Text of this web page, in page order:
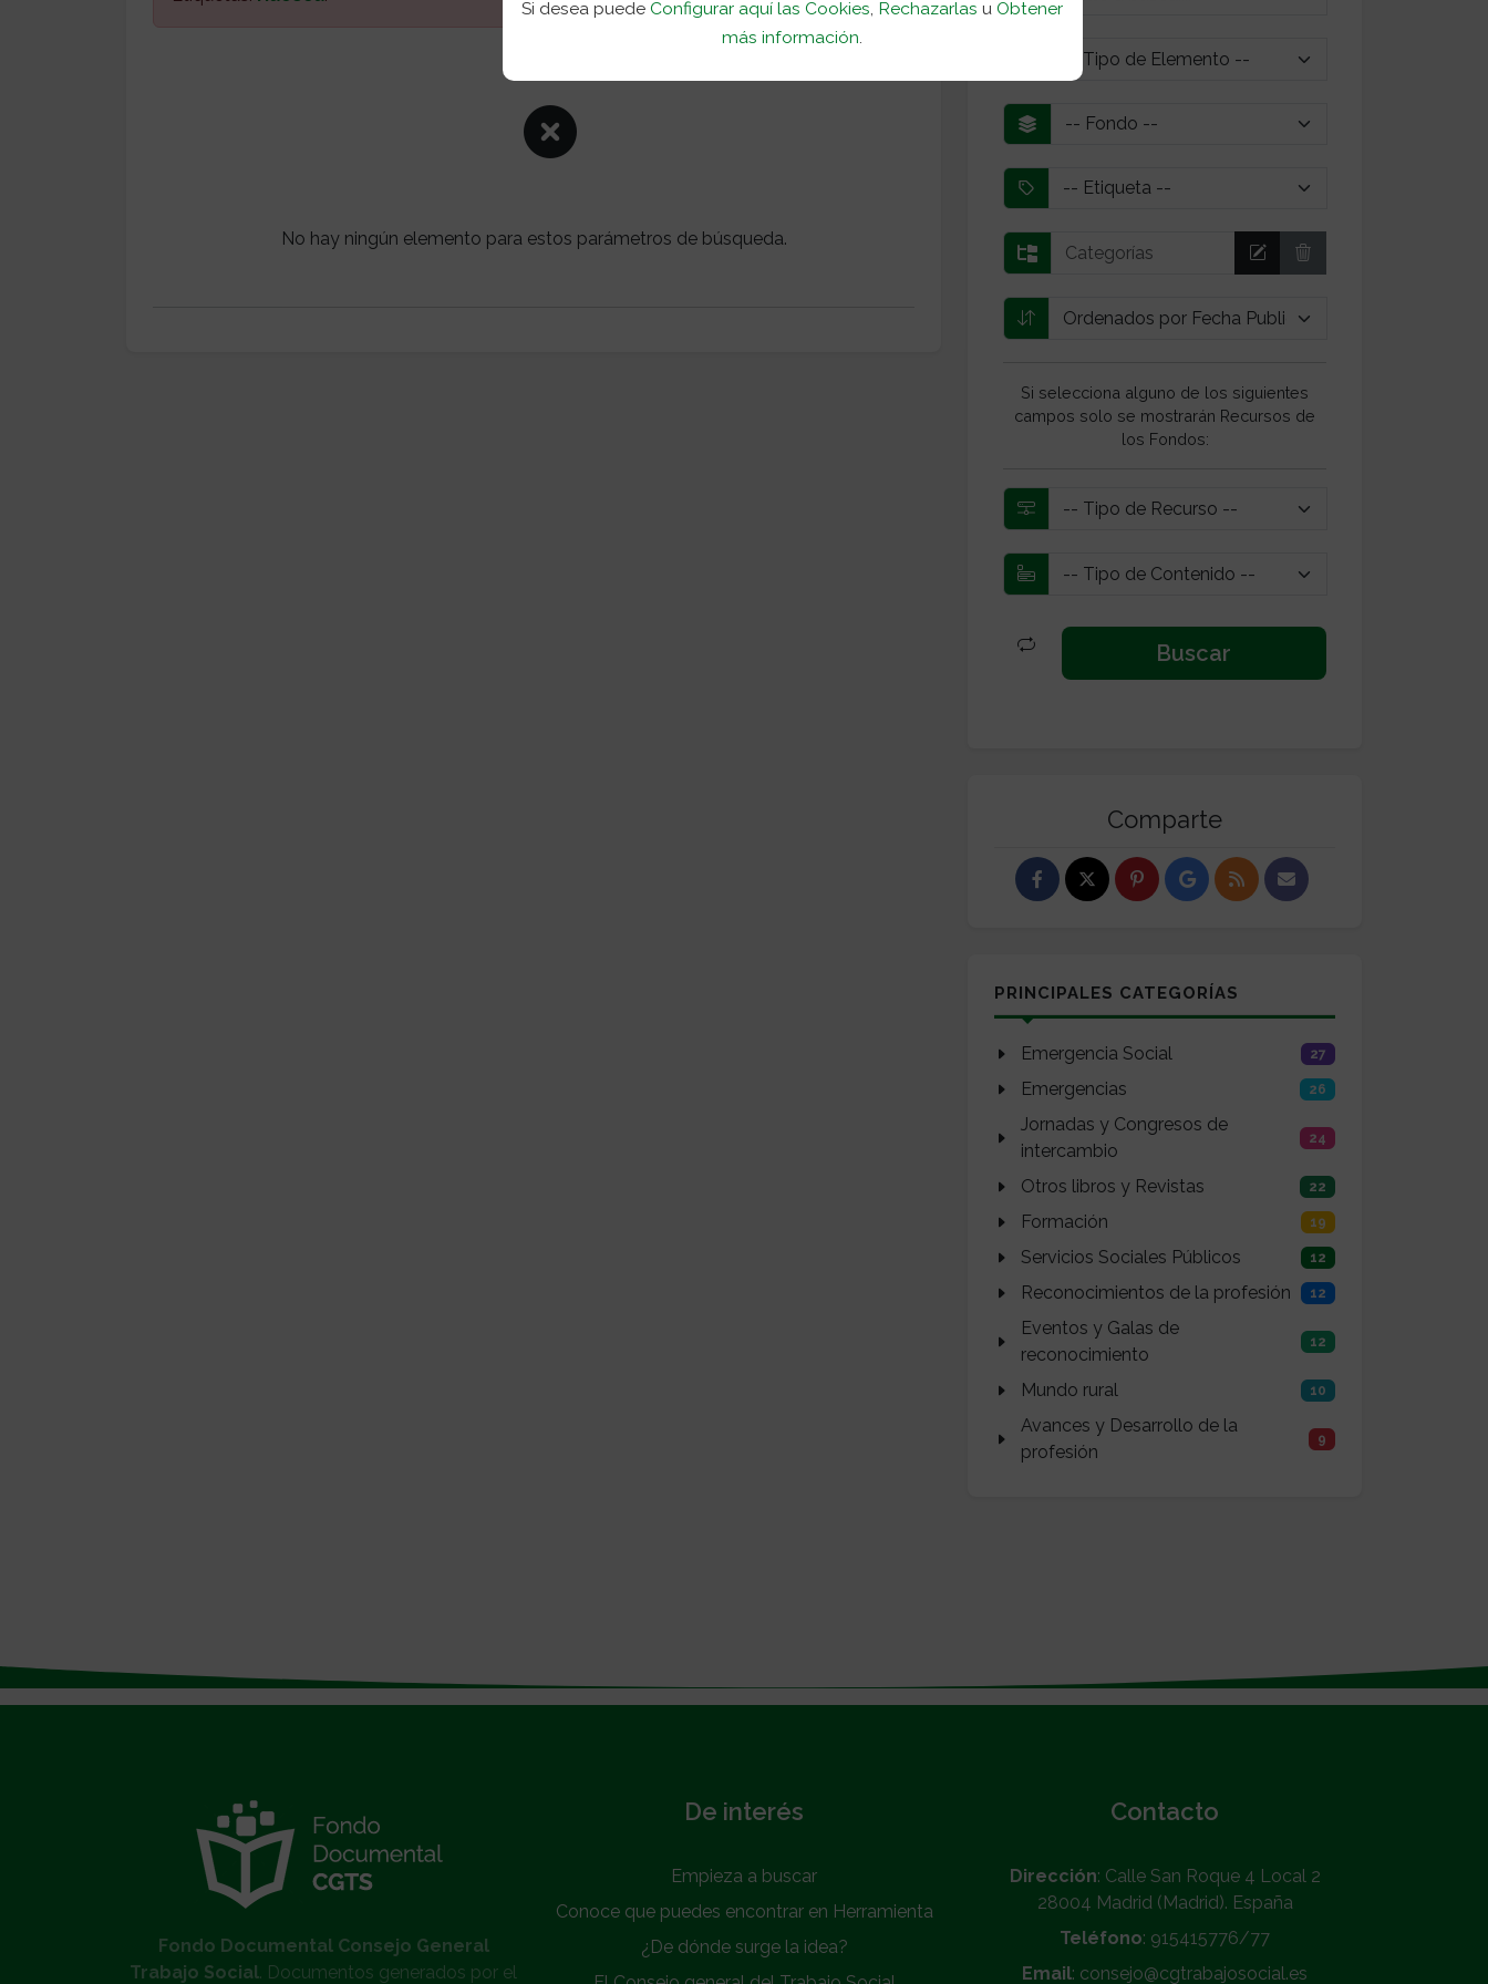
Si desea puedeConfigurar aquí las Cookies Rechazarlas uObtener
más información
No hay ningún elemento para estos parámetros de búsqueda.
Si selecciona alguno de los siguientes
campos solo se mostrarán Recursos de
los Fondos:
Comparte
PRINCIPALES CATEGORÍAS
Emergencia Social 27
Emergencias 26
Jornadas y Congresos de
intercambio
24
Otros libros y Revistas 22
Formación 19
Servicios Sociales Públicos 12
Reconocimientos de la profesión 12
Eventos y Galas de
reconocimiento
12
Mundo rural 10
Avances y Desarrollo de la
profesión
9
Fondo Documental Consejo General
Trabajo Social. Documentos generados por el
De interés
Empieza a buscar
Conoce que puedes encontrar en Herramienta
¿De dónde surge la idea?
Contacto
Dirección: Calle San Roque 4 Local 2
28004 Madrid (Madrid). España
Teléfono: 915415776/77
Email: consejo@cgtrabajosocial.es